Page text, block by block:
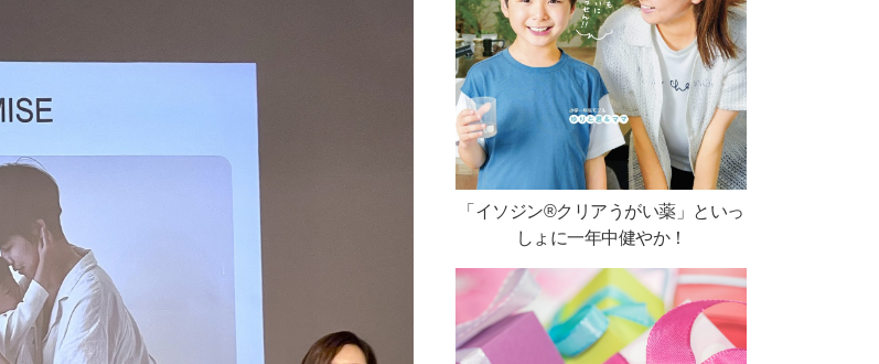
「イソジン®クリアうがい薬」といっ
しょに一年中健やか！